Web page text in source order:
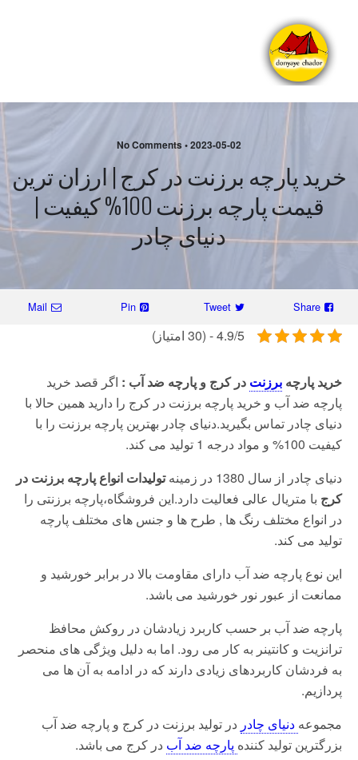
2023-05-02 • No Comments
خرید پارچه برزنت در کرج | ارزان ترین
قیمت پارچه برزنت 100% کیفیت |
دنیای چادر
Share
Tweet
Pin
Mail
4.9/5 - (30 امتیاز)
خرید پارچه برزنت در کرج و پارچه ضد آب : اگر قصد خرید
پارچه ضد آب و خرید پارچه برزنت در کرج را دارید همین حالا با
دنیای چادر تماس بگیرید.دنیای چادر بهترین پارچه برزنت را با
کیفیت 100% و مواد درجه 1 تولید می کند.
دنیای چادر از سال 1380 در زمینه
تولیدات انواع پارچه برزنت در
کرج با متریال عالی فعالیت دارد.این فروشگاه،پارچه برزنتی را
در انواع مختلف رنگ ها , طرح ها و جنس های مختلف پارچه
تولید می کند.
این نوع پارچه ضد آب دارای مقاومت بالا در برابر خورشید و
ممانعت از عبور نور خورشید می باشد.
پارچه ضد آب بر حسب کاربرد زیادشان در روکش محافظ
ترانزیت و کانتینر به کار می رود. اما به دلیل ویژگی های منحصر
به فردشان کاربردهای زیادی دارند که در ادامه به آن ها می
پردازیم.
مجموعه دنیای چادر در تولید برزنت در کرج و پارچه ضد آب
بزرگترین تولید کننده پارچه ضد آب در کرج می باشد.